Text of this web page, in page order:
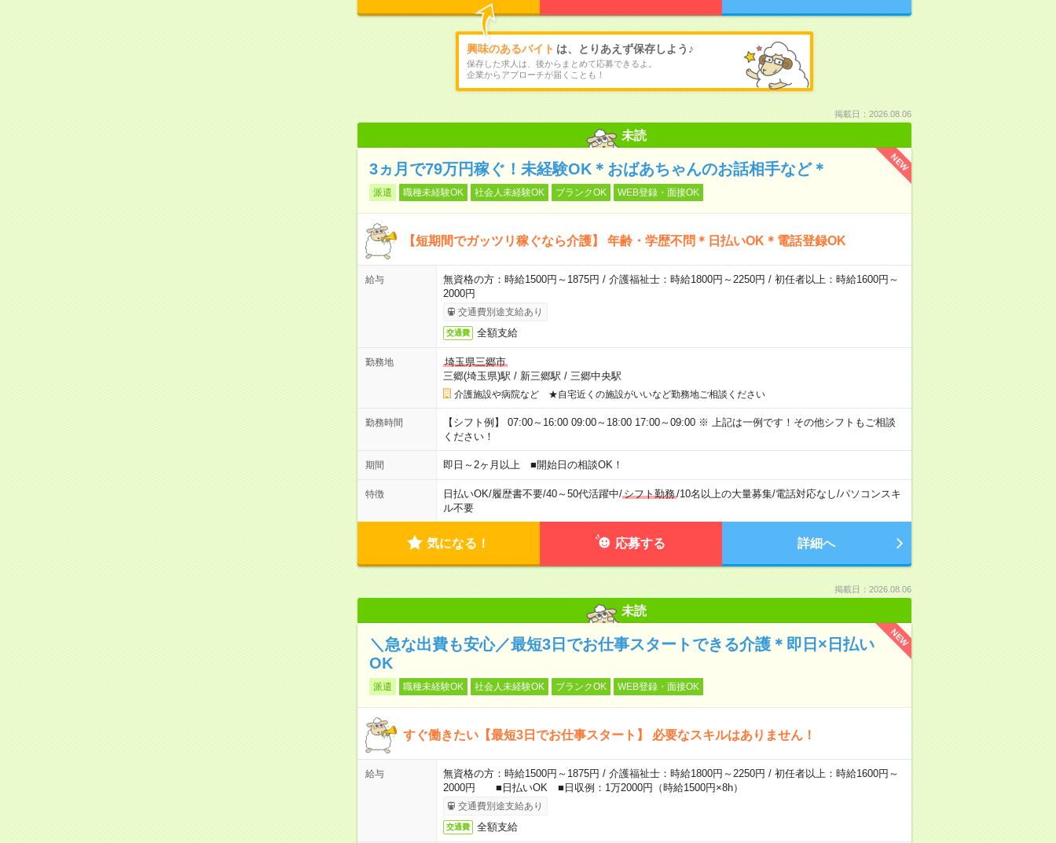
興味のあるバイト は、とりあえず保存しよう♪
保存した求人は、後からまとめて応募できるよ。
企業からアプローチが届くことも！
掲載日：2026.08.06
未読
NEW
3ヵ月で79万円稼ぐ！未経験OK＊おばあちゃんのお話相手など＊
派遣 職種未経験OK 社会人未経験OK ブランクOK WEB登録・面接OK
【短期間でガッツリ稼ぐなら介護】 年齢・学歴不問＊日払いOK＊電話登録OK
給与
無資格の方：時給1500円～1875円 / 介護福祉士：時給1800円～2250円 / 初任者以上：時給1600円～
2000円
交通費別途支給あり
交通費 全額支給
勤務地
埼玉県三郷市
三郷(埼玉県)駅 / 新三郷駅 / 三郷中央駅
介護施設や病院など ★自宅近くの施設がいいなど勤務地ご相談ください
勤務時間
【シフト例】 07:00～16:00 09:00～18:00 17:00～09:00 ※ 上記は一例です！その他シフトもご相談
ください！
期間 即日～2ヶ月以上 ■開始日の相談OK！
特徴 日払いOK/履歴書不要/40～50代活躍中/シフト勤務/10名以上の大量募集/電話対応なし/パソコンスキ
ル不要
気になる！ 応募する 詳細へ
掲載日：2026.08.06
未読
NEW
＼急な出費も安心／最短3日でお仕事スタートできる介護＊即日×日払い
OK
派遣 職種未経験OK 社会人未経験OK ブランクOK WEB登録・面接OK
すぐ働きたい【最短3日でお仕事スタート】 必要なスキルはありません！
給与
無資格の方：時給1500円～1875円 / 介護福祉士：時給1800円～2250円 / 初任者以上：時給1600円～
2000円 ■日払いOK ■日収例：1万2000円（時給1500円×8h）
交通費別途支給あり
交通費 全額支給